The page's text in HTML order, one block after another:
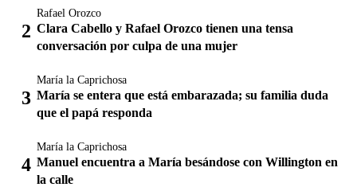
Rafael Orozco
Clara Cabello y Rafael Orozco tienen una tensa
conversación por culpa de una mujer
María la Caprichosa
María se entera que está embarazada; su familia duda
que el papá responda
María la Caprichosa
Manuel encuentra a María besándose con Willington en
la calle